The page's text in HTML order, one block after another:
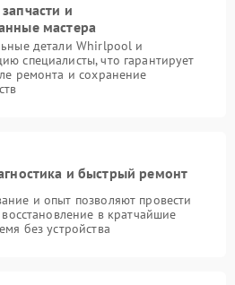
и
мастера
детали Whirlpool и
специалисты, что гарантирует
ремонта и сохранение
и быстрый ремонт
и опыт позволяют провести
в кратчайшие
без устройства